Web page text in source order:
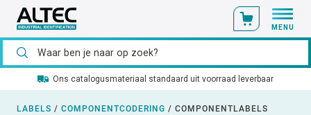
MENU
Ons catalogusmateriaal standaard uit voorraad leverbaar
LABELS / COMPONENTCODERING / COMPONENTLABELS